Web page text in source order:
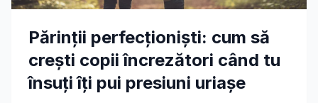
Părinții perfecționiști: cum să
crești copii încrezători când tu
însuți îți pui presiuni uriașe